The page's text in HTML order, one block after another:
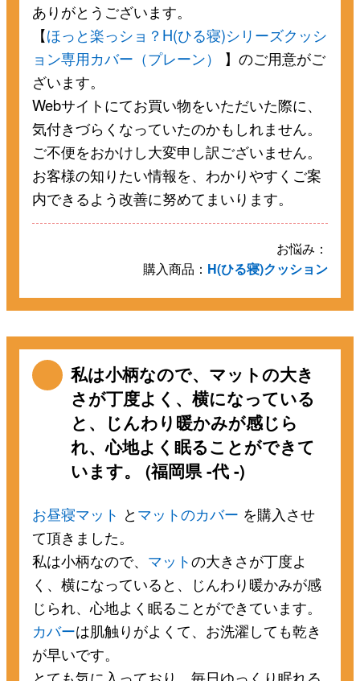
ありがとうございます。
【ほっと楽っショ？H(ひる寝)シリーズクッシ
ョン専用カバー（プレーン）
】のご用意がご
ざいます。
Webサイトにてお買い物をいただいた際に、
気付きづらくなっていたのかもしれません。
ご不便をおかけし大変申し訳ございません。
お客様の知りたい情報を、わかりやすくご案
内できるよう改善に努めてまいります。
お悩み：
購入商品： H(ひる寝)クッション
私は小柄なので、マットの大き
さが丁度よく、横になっている
と、じんわり暖かみが感じら
れ、心地よく眠ることができて
います。 (福岡県 -代 -)
お昼寝マット とマットのカバー を購入させ
て頂きました。
私は小柄なので、 マットの大きさが丁度よ
く、横になっていると、じんわり暖かみが感
じられ、心地よく眠ることができています。
カバーは肌触りがよくて、お洗濯しても乾き
が早いです。